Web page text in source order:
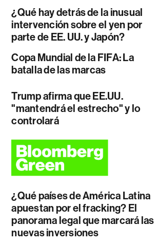
¿Qué hay detrás de la inusual
intervención sobre el yen por
parte de EE. UU. y Japón?
Copa Mundial de la FIFA: La
batalla de las marcas
Trump afirma que EE.UU.
"mantendrá el estrecho" y lo
controlará
¿Qué países de América Latina
apuestan por el fracking? El
panorama legal que marcará las
nuevas inversiones